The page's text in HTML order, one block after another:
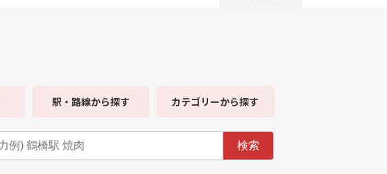
駅・路線から探す カテゴリーから探す
検索